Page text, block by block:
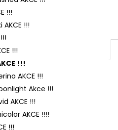
!!!
AKCE !!!
!!!
!!!
AKCE !!!
Akce !!!
AKCE !!!
AKCE !!!!
!!!
274